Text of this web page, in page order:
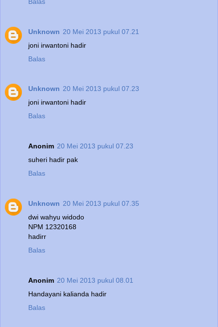
Unknown 20 Mei 2013 pukul 07.21
joni irwantoni hadir
Balas
Unknown 20 Mei 2013 pukul 07.23
joni irwantoni hadir
Balas
Anonim 20 Mei 2013 pukul 07.23
suheri hadir pak
Balas
Unknown 20 Mei 2013 pukul 07.35
dwi wahyu widodo
NPM 12320168
hadirr
Balas
Anonim 20 Mei 2013 pukul 08.01
Handayani kalianda hadir
Balas